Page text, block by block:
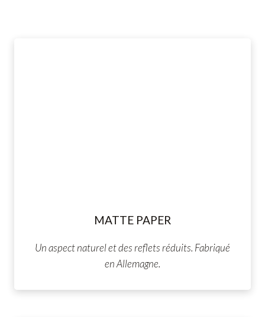
MATTE PAPER
Un aspect naturel et des reflets réduits. Fabriqué
en Allemagne.